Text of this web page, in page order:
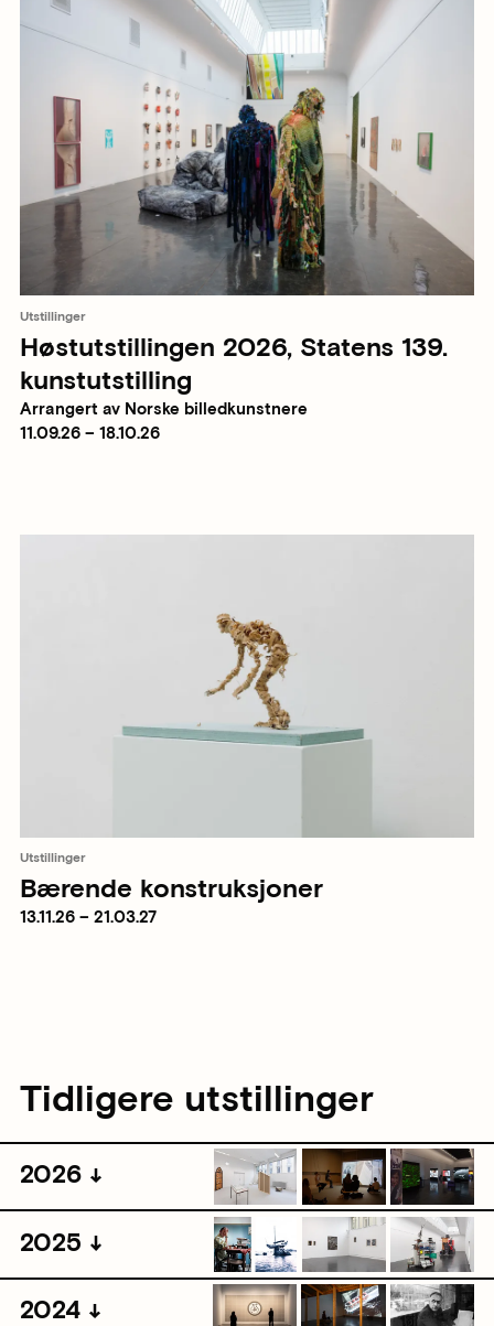
Utstillinger
Høstutstillingen 2026, Statens 139.
kunstutstilling
Arrangert av Norske billedkunstnere
11.09.26 – 18.10.26
Utstillinger
Bærende konstruksjoner
13.11.26 – 21.03.27
Tidligere utstillinger
2026
2025
2024